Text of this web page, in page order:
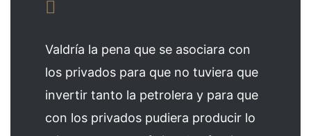
Valdría la pena que se asociara con
los privados para que no tuviera que
invertir tanto la petrolera y para que
con los privados pudiera producir lo